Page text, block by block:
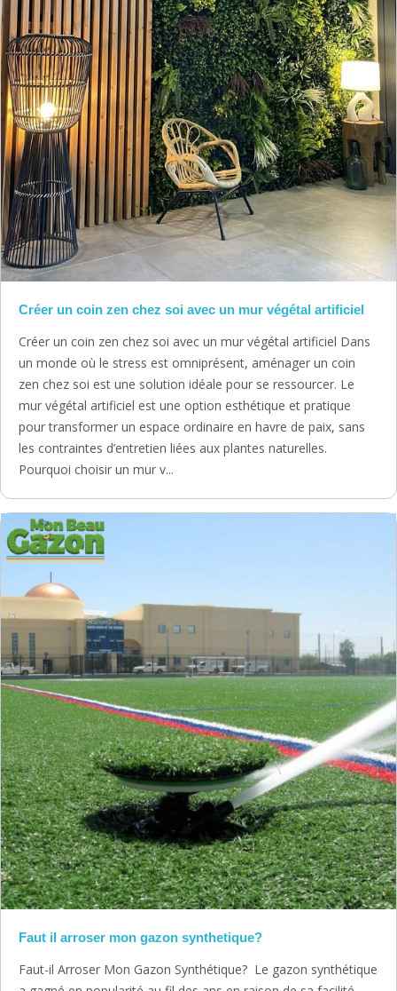
Créer un coin zen chez soi avec un mur végétal artificiel
Créer un coin zen chez soi avec un mur végétal artificiel Dans
un monde où le stress est omniprésent, aménager un coin
zen chez soi est une solution idéale pour se ressourcer. Le
mur végétal artificiel est une option esthétique et pratique
pour transformer un espace ordinaire en havre de paix, sans
les contraintes d’entretien liées aux plantes naturelles.
Pourquoi choisir un mur v...
Faut il arroser mon gazon synthetique?
Faut-il Arroser Mon Gazon Synthétique? Le gazon synthétique